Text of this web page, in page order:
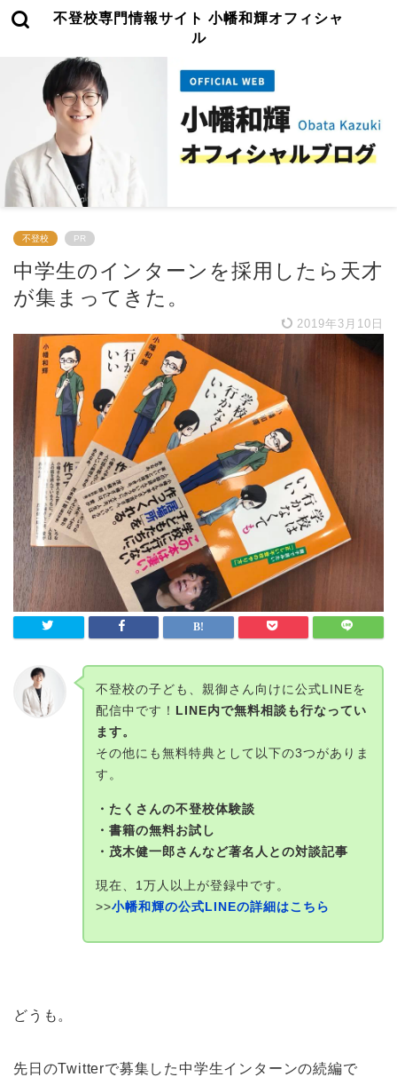
不登校専門情報サイト 小幡和輝オフィシャ
ル
不登校 PR
中学生のインターンを採用したら天才
が集まってきた。
2019年3月10日
不登校の子ども、親御さん向けに公式LINEを
配信中です！ LINE内で無料相談も行なってい
ます。
その他にも無料特典として以下の3つがありま
す。
・たくさんの不登校体験談
・書籍の無料お試し
・茂木健一郎さんなど著名人との対談記事
現在、1万人以上が登録中です。
>>小幡和輝の公式LINEの詳細はこちら
どうも。
先日のTwitterで募集した中学生インターンの続編で